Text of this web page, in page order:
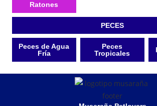
Ratones
PECES
Peces de Agua
Fría
Peces
Tropicales